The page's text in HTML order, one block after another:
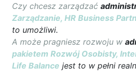
Czy chcesz zarządzać
Zarządzanie, HR Business
to umożliwi.
A może pragniesz rozwoju w
pakietem Rozwój Osobisty,
Life Balance jest to w pełni